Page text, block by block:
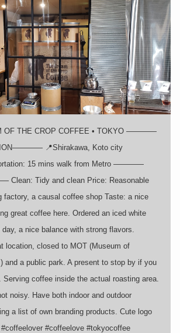
OF THE CROP COFFEE • TOKYO ————
📍Shirakawa, Koto city
15 mins walk from Metro ————
Tidy and clean Price: Reasonable
factory, a causal coffee shop Taste: a nice
great coffee here. Ordered an iced white
a nice balance with strong flavors.
location, closed to MOT (Museum of
and a public park. A present to stop by if you
coffee inside the actual roasting area.
noisy. Have both indoor and outdoor
a list of own branding products. Cute logo
#coffeelove #tokyocoffee